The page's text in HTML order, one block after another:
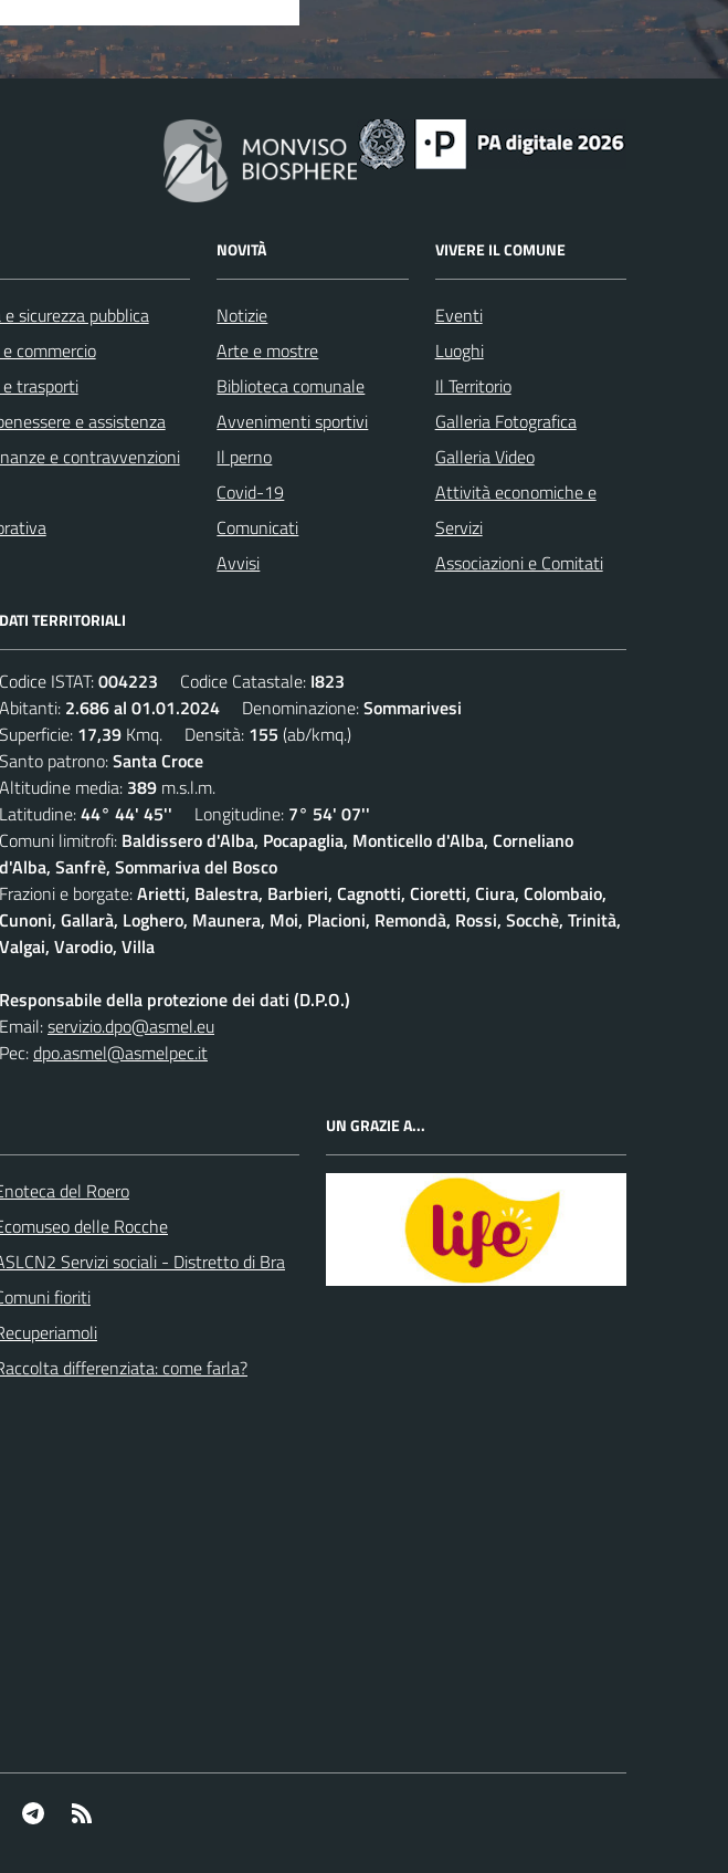
e sicurezza pubblica
commercio
trasporti
e assistenza
e contravvenzioni
NOVITÀ
Notizie
Arte e mostre
Biblioteca comunale
Avvenimenti sportivi
Il perno
Covid-19
Comunicati
Avvisi
VIVERE IL COMUNE
Eventi
Luoghi
Il Territorio
Galleria Fotografica
Galleria Video
Attività economiche e
Servizi
Associazioni e Comitati
DATI TERRITORIALI
Codice ISTAT:004223 Codice Catastale: I823
Abitanti: 2.686 al 01.01.2024 Denominazione:Sommarivesi
Superficie: 17,39 Kmq. Densità: 155 (ab/kmq.)
Santo patrono:Santa Croce
Altitudine media: 389 m.s.l.m.
Latitudine:44° 44' 45'' Longitudine: 7° 54' 07''
Comuni limitrofi: Baldissero d'Alba, Pocapaglia, Monticello d'Alba, Corneliano
d'Alba, Sanfrè, Sommariva del Bosco
Frazioni e borgate:Arietti, Balestra, Barbieri, Cagnotti, Cioretti, Ciura, Colombaio,
Cunoni, Gallarà, Loghero, Maunera, Moi, Placioni, Remondà, Rossi, Socchè, Trinità,
Valgai, Varodio, Villa
Responsabile della protezione dei dati (D.P.O.)
Email:servizio.dpo@asmel.eu
Pec:dpo.asmel@asmelpec.it
del Roero
delle Rocche
Servizi sociali - Distretto di Bra
fioriti
differenziata: come farla?
UN GRAZIE A...
Facebook Telegram